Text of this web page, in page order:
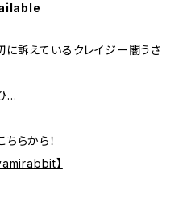
訴えているクレイジー闇うさ
…
らから！
】